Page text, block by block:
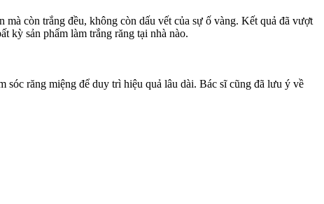
còn trắng đều, không còn dấu vết của sự ố vàng. Kết quả đã vượt
kỳ sản phẩm làm trắng răng tại nhà nào.
sóc răng miệng để duy trì hiệu quả lâu dài. Bác sĩ cũng đã lưu ý về